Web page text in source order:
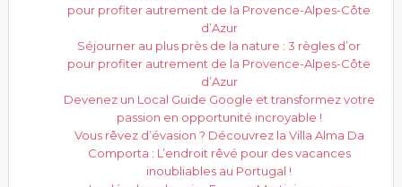
pour profiter autrement de la Provence-Alpes-Côte
d’Azur
Séjourner au plus près de la nature : 3 règles d’or
pour profiter autrement de la Provence-Alpes-Côte
d’Azur
Devenez un Local Guide Google et transformez votre
passion en opportunité incroyable !
Vous rêvez d’évasion ? Découvrez la Villa Alma Da
Comporta : L’endroit rêvé pour des vacances
inoubliables au Portugal !